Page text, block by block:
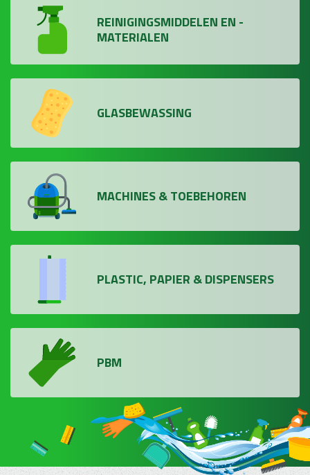
REINIGINGSMIDDELEN EN -
MATERIALEN
GLASBEWASSING
MACHINES & TOEBEHOREN
PLASTIC, PAPIER & DISPENSERS
PBM